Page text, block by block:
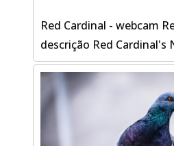
Red Cardinal - webcam
descrição Red Cardinal's